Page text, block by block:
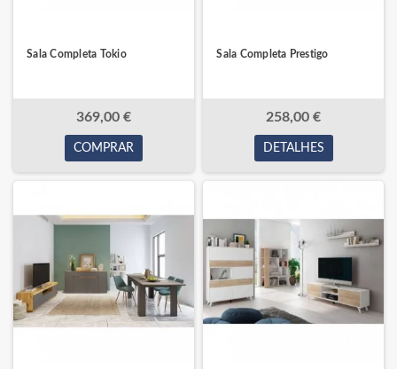
Sala Completa Tokio
369,00 €
COMPRAR
Sala Completa Prestigo
258,00 €
DETALHES